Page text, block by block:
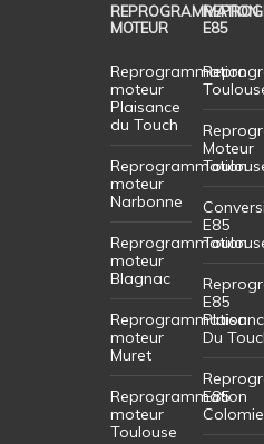
REPROGRAMMATION
MOTEUR
Reprogrammation
moteur
Plaisance
du Touch
Reprogrammation
moteur
Narbonne
Reprogrammation
moteur
Blagnac
Reprogrammation
moteur
Muret
Reprogrammation
moteur
Toulouse
E85
Moteur
E85
E85
Du
E85